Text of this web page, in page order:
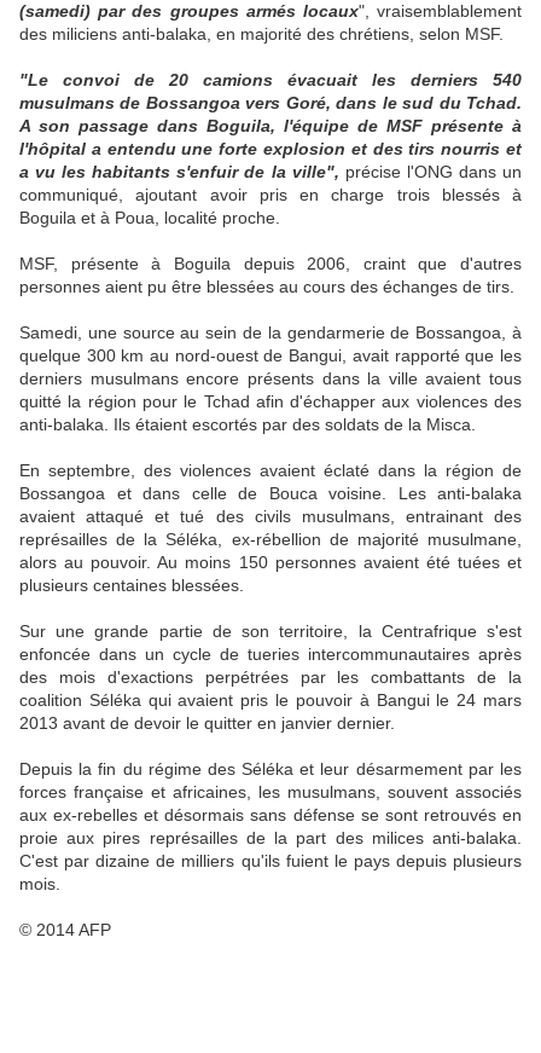
(samedi) par des groupes armés locaux", vraisemblablement
des miliciens anti-balaka, en majorité des chrétiens, selon MSF.
"Le convoi de 20 camions évacuait les derniers 540
musulmans de Bossangoa vers Goré, dans le sud du Tchad.
A son passage dans Boguila, l'équipe de MSF présente à
l'hôpital a entendu une forte explosion et des tirs nourris et
a vu les habitants s'enfuir de la ville", précise l'ONG dans un
communiqué, ajoutant avoir pris en charge trois blessés à
Boguila et à Poua, localité proche.
MSF, présente à Boguila depuis 2006, craint que d'autres
personnes aient pu être blessées au cours des échanges de tirs.
Samedi, une source au sein de la gendarmerie de Bossangoa, à
quelque 300 km au nord-ouest de Bangui, avait rapporté que les
derniers musulmans encore présents dans la ville avaient tous
quitté la région pour le Tchad afin d'échapper aux violences des
anti-balaka. Ils étaient escortés par des soldats de la Misca.
En septembre, des violences avaient éclaté dans la région de
Bossangoa et dans celle de Bouca voisine. Les anti-balaka
avaient attaqué et tué des civils musulmans, entrainant des
représailles de la Séléka, ex-rébellion de majorité musulmane,
alors au pouvoir. Au moins 150 personnes avaient été tuées et
plusieurs centaines blessées.
Sur une grande partie de son territoire, la Centrafrique s'est
enfoncée dans un cycle de tueries intercommunautaires après
des mois d'exactions perpétrées par les combattants de la
coalition Séléka qui avaient pris le pouvoir à Bangui le 24 mars
2013 avant de devoir le quitter en janvier dernier.
Depuis la fin du régime des Séléka et leur désarmement par les
forces française et africaines, les musulmans, souvent associés
aux ex-rebelles et désormais sans défense se sont retrouvés en
proie aux pires représailles de la part des milices anti-balaka.
C'est par dizaine de milliers qu'ils fuient le pays depuis plusieurs
mois.
© 2014 AFP